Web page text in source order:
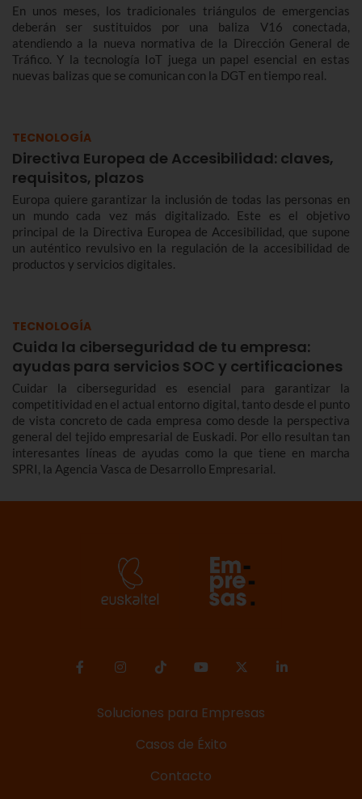
En unos meses, los tradicionales triángulos de emergencias
deberán ser sustituidos por una baliza V16 conectada,
atendiendo a la nueva normativa de la Dirección General de
Tráfico. Y la tecnología IoT juega un papel esencial en estas
nuevas balizas que se comunican con la DGT en tiempo real.
TECNOLOGÍA
Directiva Europea de Accesibilidad: claves,
requisitos, plazos
Europa quiere garantizar la inclusión de todas las personas en
un mundo cada vez más digitalizado. Este es el objetivo
principal de la Directiva Europea de Accesibilidad, que supone
un auténtico revulsivo en la regulación de la accesibilidad de
productos y servicios digitales.
TECNOLOGÍA
Cuida la ciberseguridad de tu empresa:
ayudas para servicios SOC y certificaciones
Cuidar la ciberseguridad es esencial para garantizar la
competitividad en el actual entorno digital, tanto desde el punto
de vista concreto de cada empresa como desde la perspectiva
general del tejido empresarial de Euskadi. Por ello resultan tan
interesantes líneas de ayudas como la que tiene en marcha
SPRI, la Agencia Vasca de Desarrollo Empresarial.
Soluciones para Empresas
Casos de Éxito
Contacto